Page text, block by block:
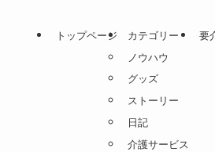
トップページ
カテゴリー
ノウハウ
グッズ
ストーリー
日記
介護サービス
要